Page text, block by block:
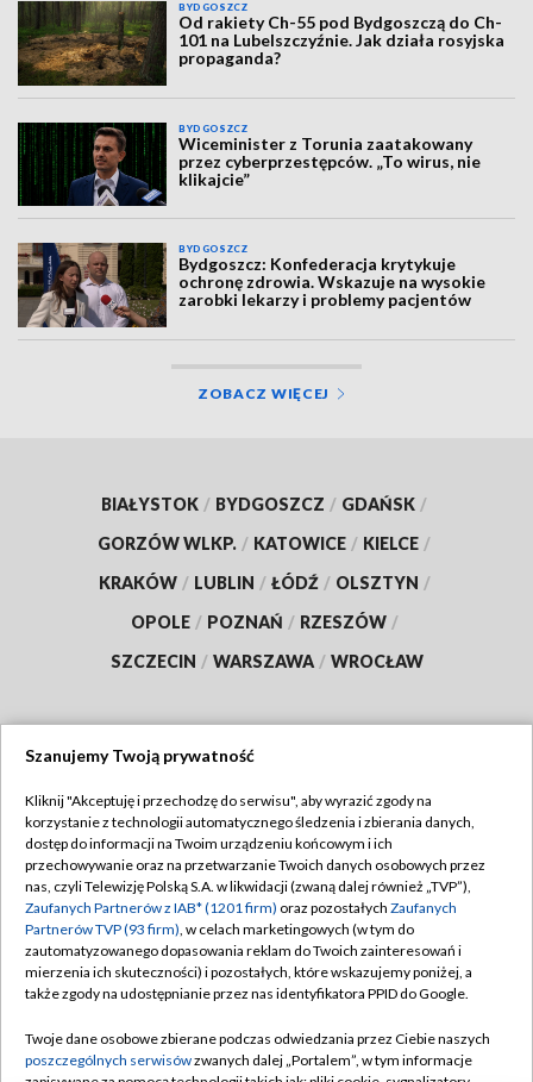
BYDGOSZCZ
Od rakiety Ch-55 pod Bydgoszczą do Ch-
101 na Lubelszczyźnie. Jak działa rosyjska
propaganda?
BYDGOSZCZ
Wiceminister z Torunia zaatakowany
przez cyberprzestępców. „To wirus, nie
klikajcie”
BYDGOSZCZ
Bydgoszcz: Konfederacja krytykuje
ochronę zdrowia. Wskazuje na wysokie
zarobki lekarzy i problemy pacjentów
ZOBACZ WIĘCEJ
BIAŁYSTOK / BYDGOSZCZ / GDAŃSK /
GORZÓW WLKP. / KATOWICE / KIELCE /
KRAKÓW / LUBLIN / ŁÓDŹ / OLSZTYN /
OPOLE / POZNAŃ / RZESZÓW /
SZCZECIN / WARSZAWA / WROCŁAW
TVP
Abonament TVP
Emisja w TVP
Centrum informacji TVP
Naziemna Telewizja Cyfrowa
Rada Programowa
Regulamin TVP
Polityka prywatności
Moje zgody
Pomoc
Kontakt
Szanujemy Twoją prywatność
Kliknij "Akceptuję i przechodzę do serwisu", aby wyrazić zgody na
korzystanie z technologii automatycznego śledzenia i zbierania danych,
dostęp do informacji na Twoim urządzeniu końcowym i ich
przechowywanie oraz na przetwarzanie Twoich danych osobowych przez
nas, czyli Telewizję Polską S.A. w likwidacji (zwaną dalej również „TVP”),
Zaufanych Partnerów z IAB* (1201 firm) oraz pozostałych Zaufanych
Partnerów TVP (93 firm), w celach marketingowych (w tym do
zautomatyzowanego dopasowania reklam do Twoich zainteresowań i
mierzenia ich skuteczności) i pozostałych, które wskazujemy poniżej, a
także zgody na udostępnianie przez nas identyfikatora PPID do Google.
Twoje dane osobowe zbierane podczas odwiedzania przez Ciebie naszych
poszczególnych serwisówzwanych dalej „Portalem”, w tym informacje